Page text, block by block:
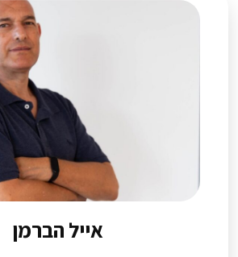
אייל הברמן ​